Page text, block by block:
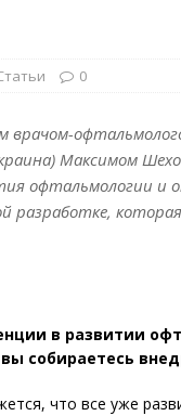
0
врачом-
Максимом
офтальмологии
разработке,
в развитии
собираетесь
что все уже